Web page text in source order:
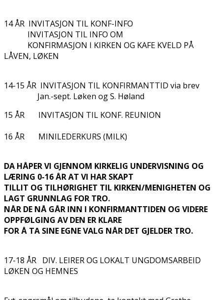
14 ÅR INVITASJON TIL KONF-INFO
INVITASJON TIL INFO OM
KONFIRMASJON I KIRKEN OG KAFE KVELD PÅ
LÅVEN, LØKEN
14-15 ÅR INVITASJON TIL KONFIRMANTTID via brev
Jan.-sept. Løken og S. Høland
15 ÅR INVITASJON TIL KONF. REUNION
16 ÅR MINILEDERKURS (MILK)
DA HÅPER VI GJENNOM KIRKELIG UNDERVISNING OG
LÆRING 0-16 ÅR AT VI HAR SKAPT
TILLIT OG TILHØRIGHET TIL KIRKEN/MENIGHETEN OG
LAGT GRUNNLAG FOR TRO.
NÅR DE NÅ GÅR INN I KONFIRMANTTIDEN OG VIDERE
OPPFØLGING AV DEN ER KLARE
FOR Å TA SINE EGNE VALG NÅR DET GJELDER TRO.
17-18 ÅR DIV. LEIRER OG LOKALT UNGDOMSARBEID
LØKEN OG HEMNES